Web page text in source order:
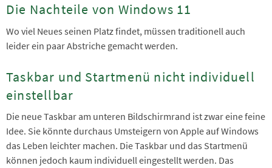
Die Nachteile von Windows 11
Wo viel Neues seinen Platz findet, müssen traditionell auch
leider ein paar Abstriche gemacht werden.
Taskbar und Startmenü nicht individuell
einstellbar
Die neue Taskbar am unteren Bildschirmrand ist zwar eine feine
Idee. Sie könnte durchaus Umsteigern von Apple auf Windows
das Leben leichter machen. Die Taskbar und das Startmenü
können jedoch kaum individuell eingestellt werden. Das